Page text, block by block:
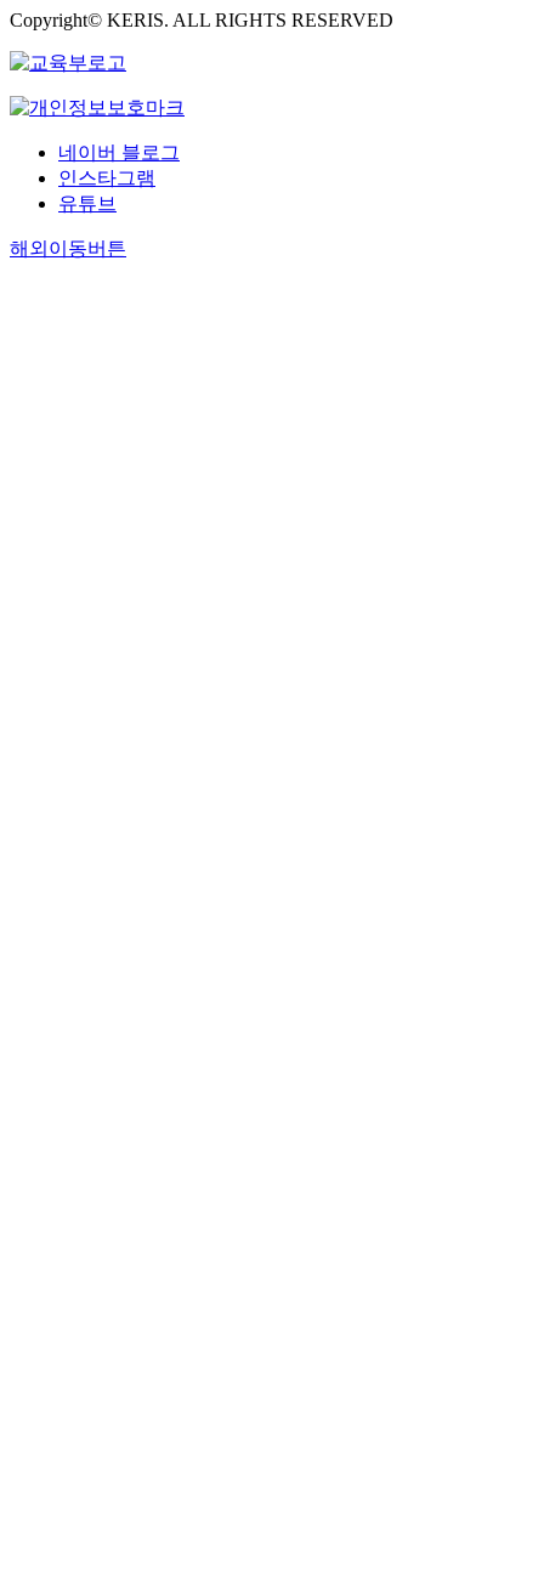
Copyright© KERIS. ALL RIGHTS RESERVED
네이버 블로그
인스타그램
유튜브
해외이동버튼